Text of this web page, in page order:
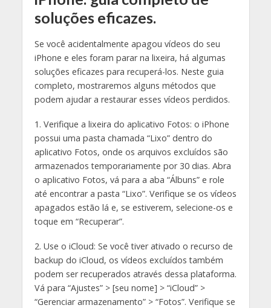
soluções eficazes.
Se você acidentalmente apagou vídeos do seu
iPhone e eles foram parar na lixeira, há algumas
soluções eficazes para recuperá-los. Neste guia
completo, mostraremos alguns métodos que
podem ajudar a restaurar esses vídeos perdidos.
1. Verifique a lixeira do aplicativo Fotos: o iPhone
possui uma pasta chamada “Lixo” dentro do
aplicativo Fotos, onde os arquivos excluídos são
armazenados temporariamente por 30 dias. Abra
o aplicativo Fotos, vá para a aba “Álbuns” e role
até encontrar a pasta “Lixo”. Verifique se os vídeos
apagados estão lá e, se estiverem, selecione-os e
toque em “Recuperar”.
2. Use o iCloud: Se você tiver ativado o recurso de
backup do iCloud, os vídeos excluídos também
podem ser recuperados através dessa plataforma.
Vá para “Ajustes” > [seu nome] > “iCloud” >
“Gerenciar armazenamento” > “Fotos”. Verifique se